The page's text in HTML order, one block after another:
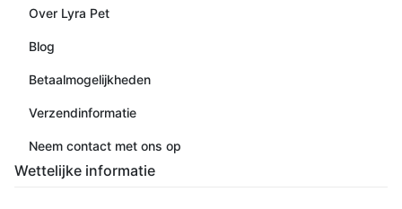
Over Lyra Pet
Blog
Betaalmogelijkheden
Verzendinformatie
Neem contact met ons op
Wettelijke informatie